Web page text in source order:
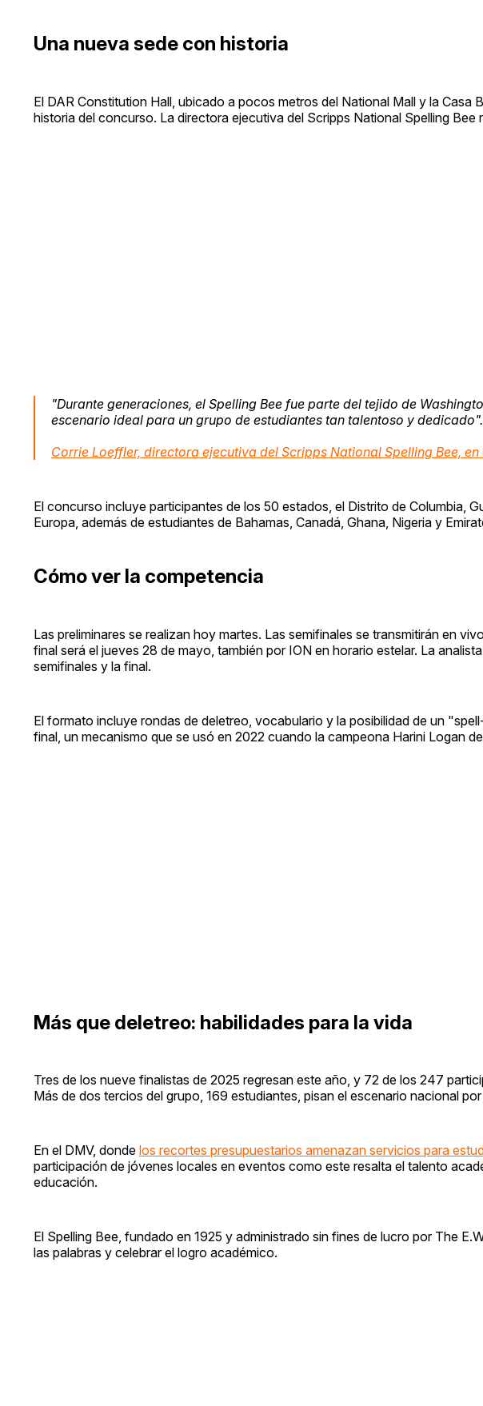
Una nueva sede con historia
El DAR Constitution Hall, ubicado a pocos metros del National Mall y la Casa
historia del concurso. La directora ejecutiva del Scripps National Spelling
"Durante generaciones, el Spelling Bee fue parte del tejido de
escenario ideal para un grupo de estudiantes tan talentoso y dedicado".
Corrie Loeffler, directora ejecutiva del Scripps National Spelling Bee,
El concurso incluye participantes de los 50 estados, el Distrito de Columbia,
Europa, además de estudiantes de Bahamas, Canadá, Ghana, Nigeria y
Cómo ver la competencia
Las preliminares se realizan hoy martes. Las semifinales se transmitirán en
final será el jueves 28 de mayo, también por ION en horario estelar. La
semifinales y la final.
El formato incluye rondas de deletreo, vocabulario y la posibilidad de un
final, un mecanismo que se usó en 2022 cuando la campeona Harini Logan
Más que deletreo: habilidades para la vida
Tres de los nueve finalistas de 2025 regresan este año, y 72 de los 247
Más de dos tercios del grupo, 169 estudiantes, pisan el escenario nacional
En el DMV, donde los recortes presupuestarios amenazan servicios para
participación de jóvenes locales en eventos como este resalta el talento
educación.
El Spelling Bee, fundado en 1925 y administrado sin fines de lucro por The
las palabras y celebrar el logro académico.